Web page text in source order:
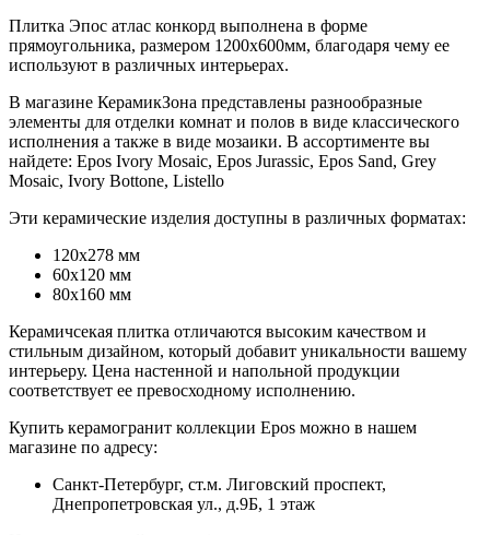
Плитка Эпос атлас конкорд выполнена в форме
прямоугольника, размером 1200х600мм, благодаря чему ее
используют в различных интерьерах.
В магазине КерамикЗона представлены разнообразные
элементы для отделки комнат и полов в виде классического
исполнения а также в виде мозаики. В ассортименте вы
найдете: Epos Ivory Mosaic, Epos Jurassic, Epos Sand, Grey
Mosaic, Ivory Bottone, Listello
Эти керамические изделия доступны в различных форматах:
120x278 мм
60x120 мм
80x160 мм
Керамичсекая плитка отличаются высоким качеством и
стильным дизайном, который добавит уникальности вашему
интерьеру. Цена настенной и напольной продукции
соответствует ее превосходному исполнению.
Купить керамогранит коллекции Epos можно в нашем
магазине по адресу:
Санкт-Петербург, ст.м. Лиговский проспект,
Днепропетровская ул., д.9Б, 1 этаж